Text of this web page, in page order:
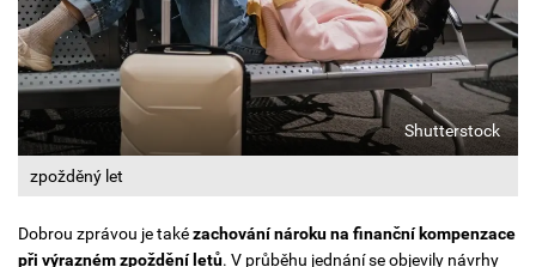
zpožděný let
Shutterstock
Dobrou zprávou je takézachování nároku na finanční kompenzace
při výrazném zpoždění letů. V průběhu jednání se objevily návrhy